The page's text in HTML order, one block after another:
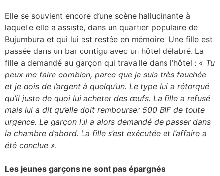
Elle se souvient encore d’une scène hallucinante à
laquelle elle a assisté, dans un quartier populaire de
Bujumbura et qui lui est restée en mémoire. Une fille est
passée dans un bar contigu avec un hôtel délabré. La
fille a demandé au garçon qui travaille dans l’hôtel : « Tu
peux me faire combien, parce que je suis très fauchée
et je dois de l’argent à quelqu’un. Le type lui a rétorqué
qu’il juste de quoi lui acheter des œufs. La fille a refusé
mais lui a dit qu’elle doit rembourser 500 BIF de toute
urgence. Le garçon lui a alors demandé de passer dans
la chambre d’abord. La fille s’est exécutée et l’affaire a
été conclue ».
Les jeunes garçons ne sont pas épargnés